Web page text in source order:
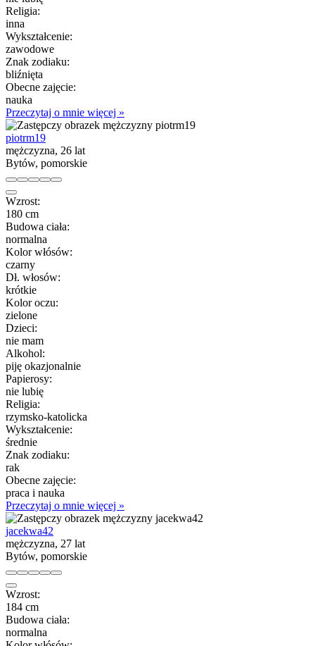
Religia:
inna
Wykształcenie:
zawodowe
Znak zodiaku:
bliźnięta
Obecne zajęcie:
nauka
Przeczytaj o mnie więcej »
piotrm19
mężczyzna, 26 lat
Bytów, pomorskie
Wzrost:
180 cm
Budowa ciała:
normalna
Kolor włósów:
czarny
Dł. włosów:
krótkie
Kolor oczu:
zielone
Dzieci:
nie mam
Alkohol:
piję okazjonalnie
Papierosy:
nie lubię
Religia:
rzymsko-katolicka
Wykształcenie:
średnie
Znak zodiaku:
rak
Obecne zajęcie:
praca i nauka
Przeczytaj o mnie więcej »
jacekwa42
mężczyzna, 27 lat
Bytów, pomorskie
Wzrost:
184 cm
Budowa ciała:
normalna